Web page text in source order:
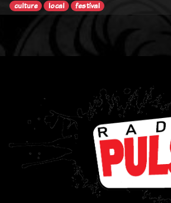
culture local festival